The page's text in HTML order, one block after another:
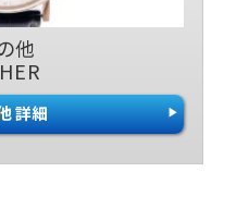
他
詳細